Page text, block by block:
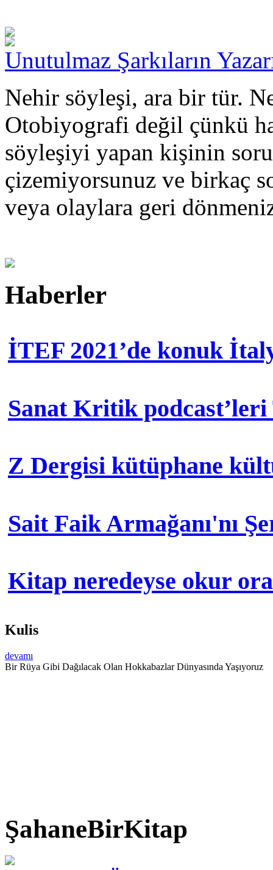
Unutulmaz Şarkıların
Nehir söyleşi, ara bir tür.
Otobiyografi değil çünkü
söyleşiyi yapan kişinin
çizemiyorsunuz ve birkaç
veya olaylara geri
Haberler
İTEF 2021’de konuk
Sanat Kritik podcast’leri
Z Dergisi kütüphane
Sait Faik Armağanı'nı
Kitap neredeyse okur
Kulis
devamı
Bir Rüya Gibi Dağılacak Olan Hokkabazlar Dünyasında Yaşıyoruz
ŞahaneBirKitap